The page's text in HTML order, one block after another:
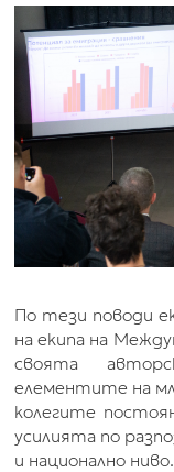
По тези поводи
на екипа на
своята
елементите на
колегите
усилията по
и национално ниво.